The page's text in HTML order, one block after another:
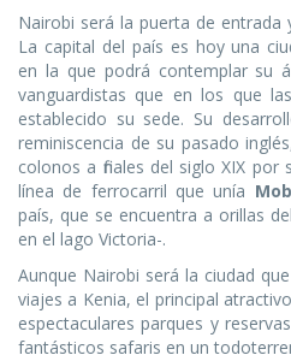
Nairobi será la puerta de entrada
La capital del país es hoy una
en la que podrá contemplar su
vanguardistas que en los que
establecido su sede. Su
reminiscencia de su pasado
colonos a finales del siglo XIX
línea de ferrocarril que unía
país, que se encuentra a orillas
en el lago Victoria-.
Aunque Nairobi será la ciudad
viajes a Kenia, el principal
espectaculares parques y
fantásticos safaris en un